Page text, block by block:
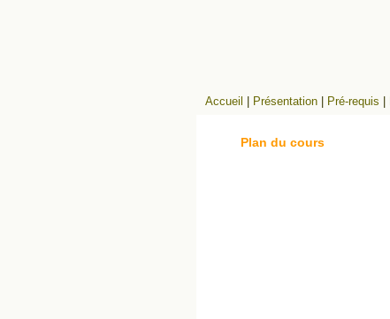
Accueil Présentation Pré-requis
Plan du cours